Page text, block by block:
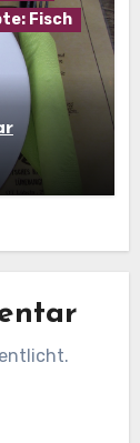
Fisch